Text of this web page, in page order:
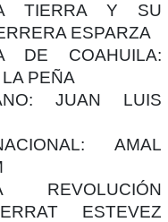
TIERRA Y SU
ESPARZA
DE COAHUILA:
PEÑA
JUAN LUIS
AMAL
ESTEVEZ